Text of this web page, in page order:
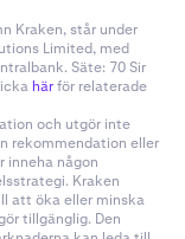
Kraken, står under
Limited, med
Säte: 70 Sir
härför relaterade
och utgör inte
rekommendation eller
inneha någon
Kraken
att öka eller minska
tillgänglig. Den